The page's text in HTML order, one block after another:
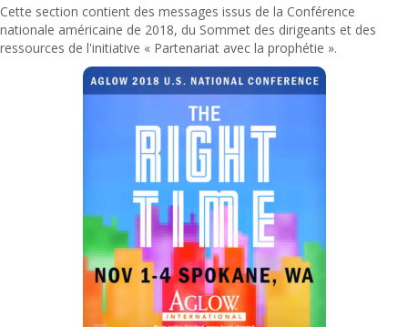
Cette section contient des messages issus de la Conférence
nationale américaine de 2018, du Sommet des dirigeants et des
ressources de l'initiative « Partenariat avec la prophétie ».